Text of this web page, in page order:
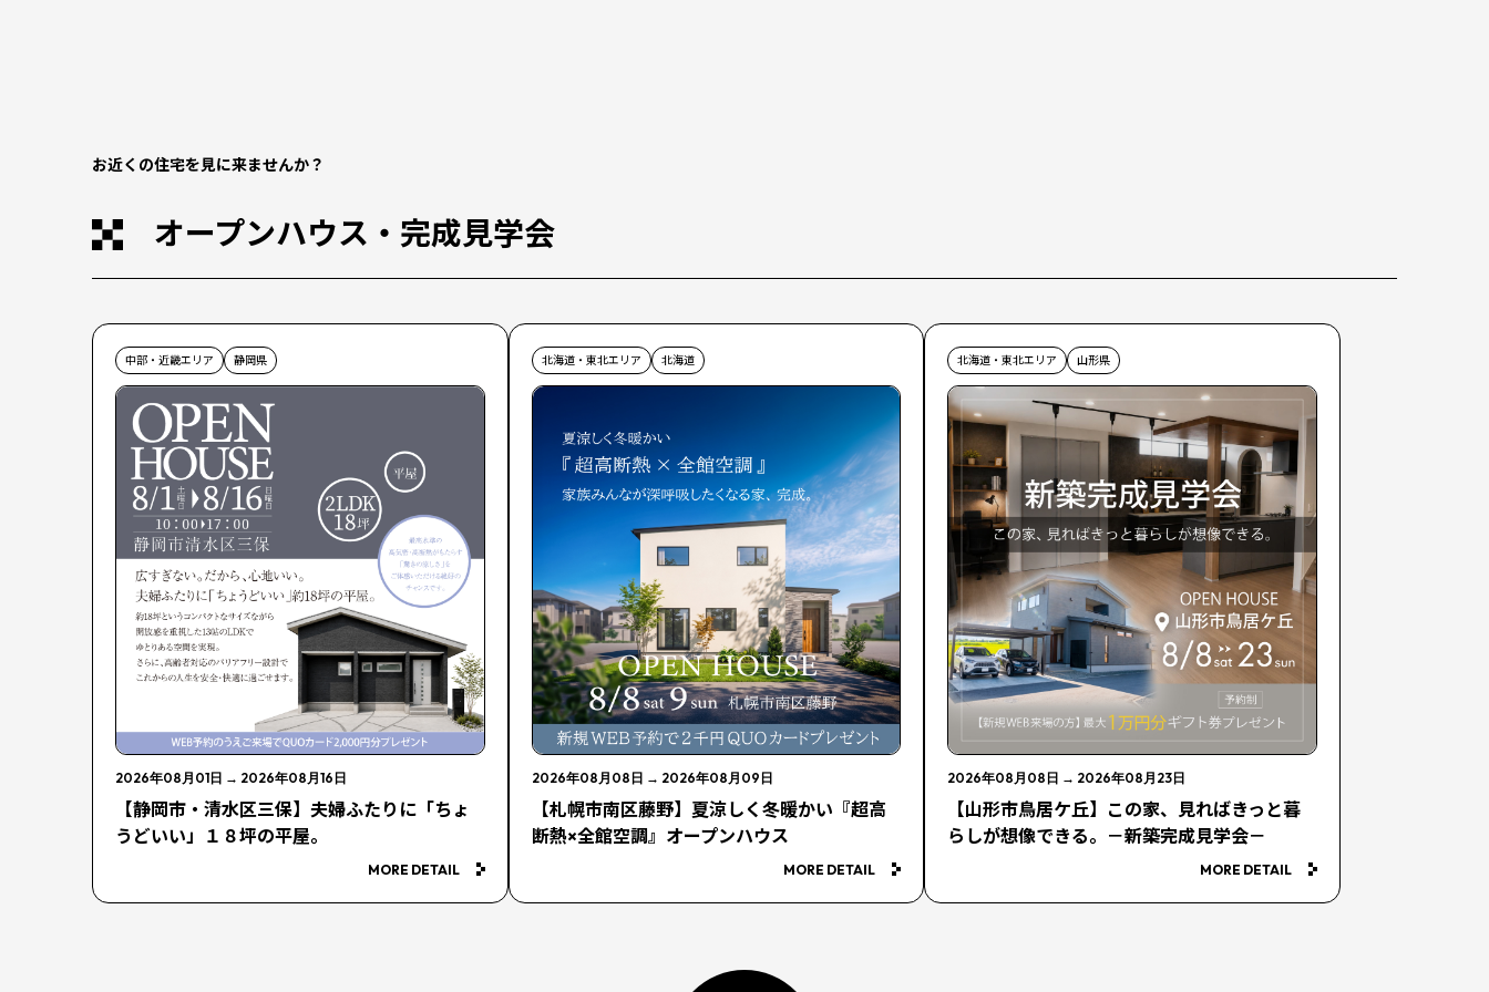
お近くの住宅を見に来ませんか？
オープンハウス・完成見学会
中部・近畿エリア 静岡県
2026年08月01日 → 2026年08月16日
【静岡市・清水区三保】夫婦ふたりに「ちょ
うどいい」１８坪の平屋。
MORE DETAIL
北海道・東北エリア 北海道
2026年08月08日 → 2026年08月09日
【札幌市南区藤野】夏涼しく冬暖かい『超高
断熱×全館空調』オープンハウス
MORE DETAIL
北海道・東北エリア 山形県
2026年08月08日 → 2026年08月23日
【山形市鳥居ケ丘】この家、見ればきっと暮
らしが想像できる。－新築完成見学会－
MORE DETAIL